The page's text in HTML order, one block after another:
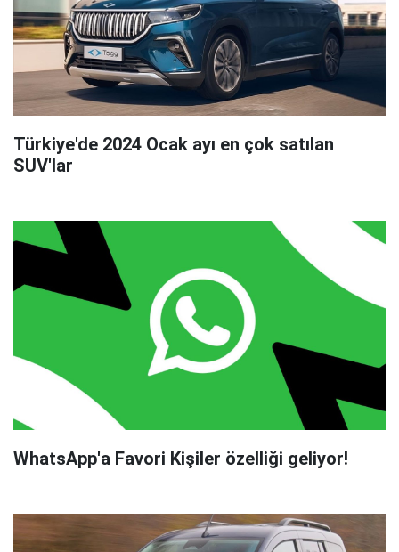
Türkiye'de 2024 Ocak ayı en çok satılan
SUV'lar
WhatsApp'a Favori Kişiler özelliği geliyor!